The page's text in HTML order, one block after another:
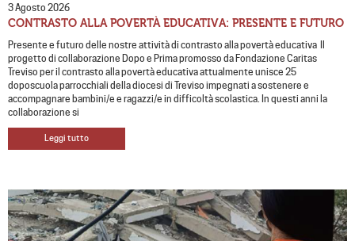
3 Agosto 2026
CONTRASTO ALLA POVERTÀ EDUCATIVA: PRESENTE E FUTURO
Presente e futuro delle nostre attività di contrasto alla povertà educativa Il
progetto di collaborazione Dopo e Prima promosso da Fondazione Caritas
Treviso per il contrasto alla povertà educativa attualmente unisce 25
doposcuola parrocchiali della diocesi di Treviso impegnati a sostenere e
accompagnare bambini/e e ragazzi/e in difficoltà scolastica. In questi anni la
collaborazione si
Leggi tutto